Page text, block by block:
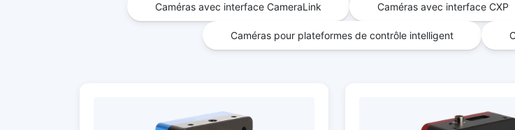
Caméras avec interface CameraLink Caméras avec interface CXP
Caméras pour plateformes de contrôle intelligent